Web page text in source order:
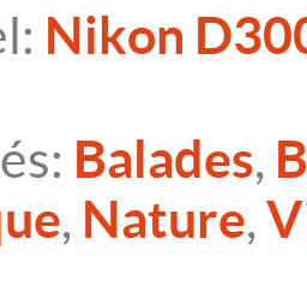
Nikon
Balades,
, Nature,